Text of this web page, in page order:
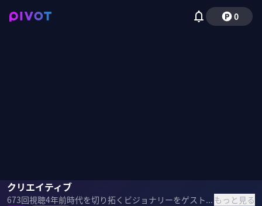
0
クリエイティブ
673回視聴4年前 時代を切り拓くビジョナリーをゲストに招き、「9つの質問」でその実像と未来に向けたビジョンを解き明かす。インタビュアーは、PIVOT CEO 佐々木紀彦とPIVOT チーフ・グローバルエディター 竹下隆一郎。 ＜ゲスト＞ 佐藤可士和 SAMURAI代表／Creative Director 1965年生まれ。多摩美術大学グラフィックデザイン科卒業後、博報堂を経て2000年に独立し、クリエイティブスタジオ「SAMURAI」を設立。ブランド戦略のトータルプロデューサーとして、コンセプト構築からビジュアル開発までを行う。主な仕事に、ユニクロ、楽天のグローバルブランド戦略、セブン-イレブンジャパンのブランディング、国立新美術館のシンボルマークデザインなどがある。京都大学経営管理大学院特命教授。 ＜目次＞ もっと見る
佐藤可士和佐々木紀彦